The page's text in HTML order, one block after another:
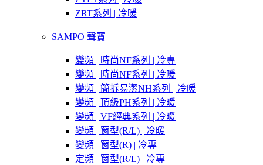
ZRT系列 | 冷暖
SAMPO 聲寶
變頻 | 時尚NF系列 | 冷專
變頻 | 時尚NF系列 | 冷暖
變頻 | 簡拆易潔NH系列 | 冷暖
變頻 | 頂級PH系列 | 冷暖
變頻 | VF經典系列 | 冷暖
變頻 | 窗型(R/L) | 冷暖
變頻 | 窗型(R) | 冷專
定頻 | 窗型(R/L) | 冷專